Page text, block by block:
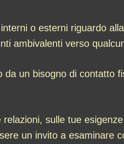
o esterni riguardo
ambivalenti verso
da un bisogno di contatto
sulle tue
un invito a esaminare